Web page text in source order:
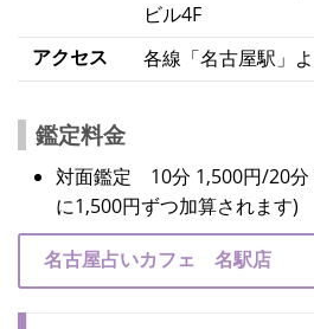
ビル4F
アクセス
各線「名古屋駅」
鑑定料金
対面鑑定 10分 1,500円/20分
に1,500円ずつ加算されます)
名古屋占いカフェ 名駅店